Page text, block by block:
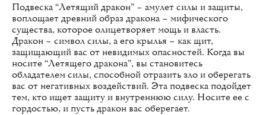
Подвеска “Летящий дракон” – амулет силы и защиты,
воплощает древний образ дракона – мифического
существа, которое олицетворяет мощь и власть.
Дракон – символ силы, а его крылья – как щит,
защищающий вас от невидимых опасностей. Когда вы
носите “Летящего дракона”, вы становитесь
обладателем силы, способной отразить зло и оберегать
вас от негативных воздействий. Эта подвеска подойдет
тем, кто ищет защиту и внутреннюю силу. Носите ее с
гордостью, и пусть дракон вас оберегает.